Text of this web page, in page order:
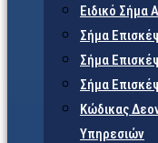
Ειδικό Σήμα
Σήμα
Σήμα
Σήμα
Κώδικας
Υπηρεσιών